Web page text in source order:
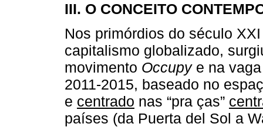
III. O CONCEITO
Nos primórdios do século
capitalismo globalizado,
movimento Occupye na vaga
2011-2015, baseado no
e centrado nas “pra ças”
países (da Puerta del Sol a